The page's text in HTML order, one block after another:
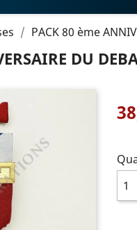
PACK 80 ème
DU